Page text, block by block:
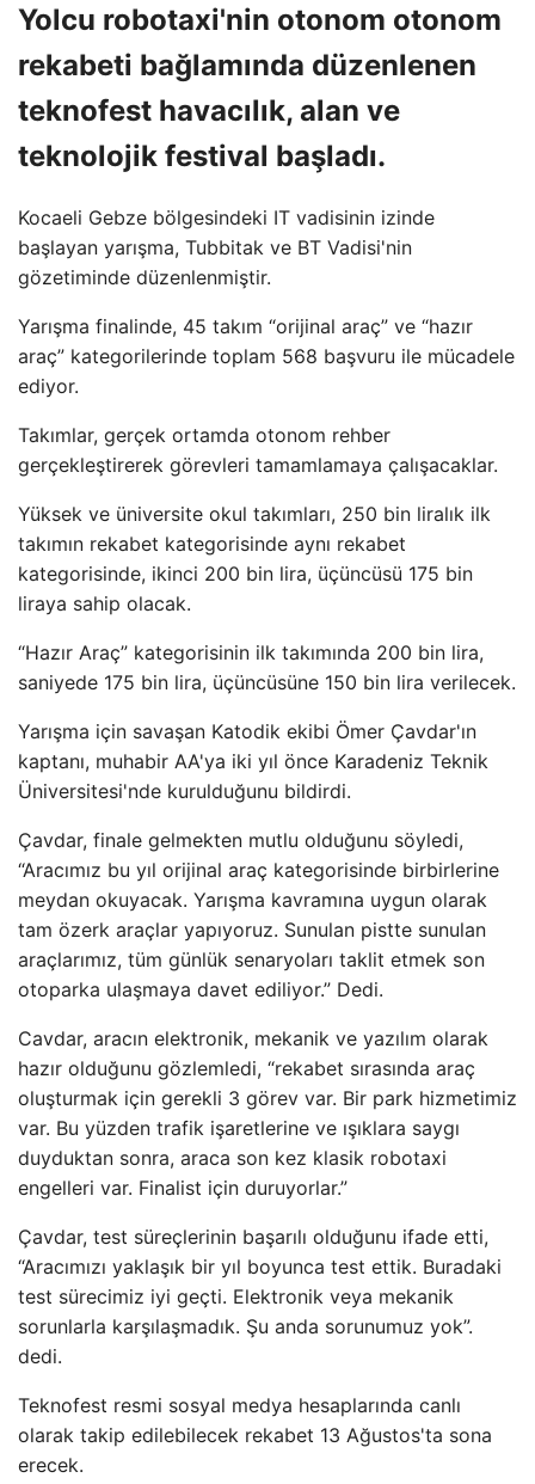
Yolcu robotaxi'nin otonom otonom
rekabeti bağlamında düzenlenen
teknofest havacılık, alan ve
teknolojik festival başladı.
Kocaeli Gebze bölgesindeki IT vadisinin izinde
başlayan yarışma, Tubbitak ve BT Vadisi'nin
gözetiminde düzenlenmiştir.
Yarışma finalinde, 45 takım “orijinal araç” ve “hazır
araç” kategorilerinde toplam 568 başvuru ile mücadele
ediyor.
Takımlar, gerçek ortamda otonom rehber
gerçekleştirerek görevleri tamamlamaya çalışacaklar.
Yüksek ve üniversite okul takımları, 250 bin liralık ilk
takımın rekabet kategorisinde aynı rekabet
kategorisinde, ikinci 200 bin lira, üçüncüsü 175 bin
liraya sahip olacak.
“Hazır Araç” kategorisinin ilk takımında 200 bin lira,
saniyede 175 bin lira, üçüncüsüne 150 bin lira verilecek.
Yarışma için savaşan Katodik ekibi Ömer Çavdar'ın
kaptanı, muhabir AA'ya iki yıl önce Karadeniz Teknik
Üniversitesi'nde kurulduğunu bildirdi.
Çavdar, finale gelmekten mutlu olduğunu söyledi,
“Aracımız bu yıl orijinal araç kategorisinde birbirlerine
meydan okuyacak. Yarışma kavramına uygun olarak
tam özerk araçlar yapıyoruz. Sunulan pistte sunulan
araçlarımız, tüm günlük senaryoları taklit etmek son
otoparka ulaşmaya davet ediliyor.” Dedi.
Cavdar, aracın elektronik, mekanik ve yazılım olarak
hazır olduğunu gözlemledi, “rekabet sırasında araç
oluşturmak için gerekli 3 görev var. Bir park hizmetimiz
var. Bu yüzden trafik işaretlerine ve ışıklara saygı
duyduktan sonra, araca son kez klasik robotaxi
engelleri var. Finalist için duruyorlar.”
Çavdar, test süreçlerinin başarılı olduğunu ifade etti,
“Aracımızı yaklaşık bir yıl boyunca test ettik. Buradaki
test sürecimiz iyi geçti. Elektronik veya mekanik
sorunlarla karşılaşmadık. Şu anda sorunumuz yok”.
dedi.
Teknofest resmi sosyal medya hesaplarında canlı
olarak takip edilebilecek rekabet 13 Ağustos'ta sona
erecek.